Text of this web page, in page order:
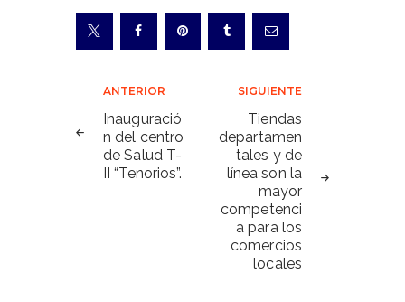
Navegación
de
entradas
ANTERIOR
Inauguració
n del centro
de Salud T-
II “Tenorios”.
SIGUIENTE
Tiendas
departamen
tales y de
línea son la
mayor
competenci
a para los
comercios
locales